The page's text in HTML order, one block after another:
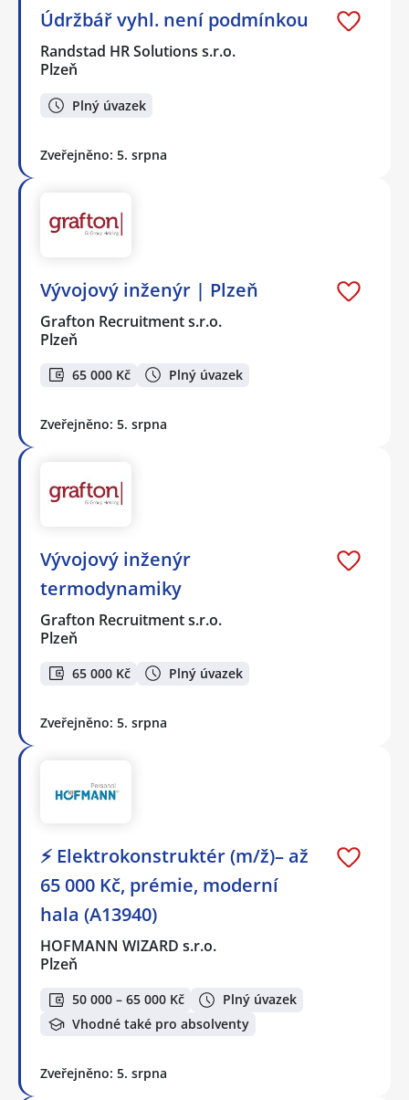
Údržbář vyhl. není podmínkou
Randstad HR Solutions s.r.o.
Plzeň
Plný úvazek
Zveřejněno: 5. srpna
Vývojový inženýr | Plzeň
Grafton Recruitment s.r.o.
Plzeň
65 000 Kč Plný úvazek
Zveřejněno: 5. srpna
Vývojový inženýr
termodynamiky
Grafton Recruitment s.r.o.
Plzeň
65 000 Kč Plný úvazek
Zveřejněno: 5. srpna
⚡ Elektrokonstruktér (m/ž)– až
65 000 Kč, prémie, moderní
hala (A13940)
HOFMANN WIZARD s.r.o.
Plzeň
50 000 – 65 000 Kč
Plný úvazek
Vhodné také pro absolventy
Zveřejněno: 5. srpna